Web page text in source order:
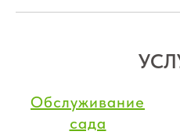
Обслуживание
сада